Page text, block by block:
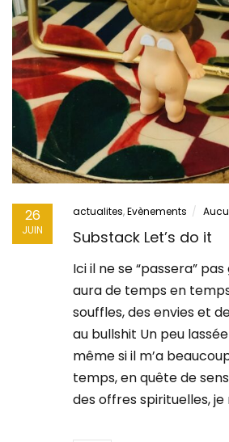
26
JUIN
actualites,Evènements
Substack Let’s do it
Ici il ne se “passera”
aura de temps en
souffles, des envies et
au bullshit Un peu
même si il m’a
temps, en quête de
des offres spirituelles, je